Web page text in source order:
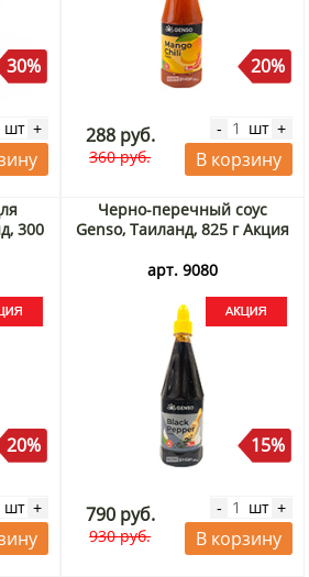
30%
шт +
20%
288 руб.
360 руб.
- шт +
В корзину
300
20%
шт +
Черно-перечный соус
Genso, Таиланд, 825 г Акция
арт. 9080
15%
790 руб.
930 руб.
- шт +
В корзину